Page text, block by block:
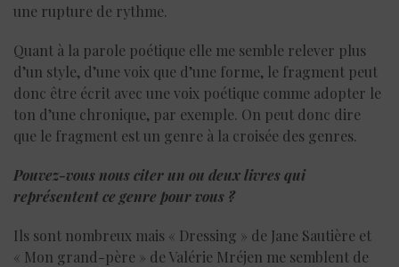
une rupture de rythme.
Quant à la parole poétique elle me semble relever plus
d’un style, d’une voix que d’une forme, le fragment peut
donc être écrit avec une voix poétique comme adopter le
ton d’une chronique, par exemple. On peut donc dire
que le fragment est un genre à la croisée des genres.
Pouvez-vous nous citer un ou deux livres qui
représentent ce genre pour vous ?
Ils sont nombreux mais « Dressing » de Jane Sautière et
« Mon grand-père » de Valérie Mréjen me semblent de